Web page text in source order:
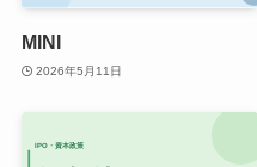
MINI
2026年5月11日